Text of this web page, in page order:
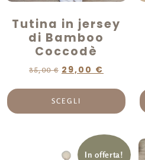
Tutina in jersey
di Bamboo
Coccodè
35,00€ 29,00 €
SCEGLI
In offerta!